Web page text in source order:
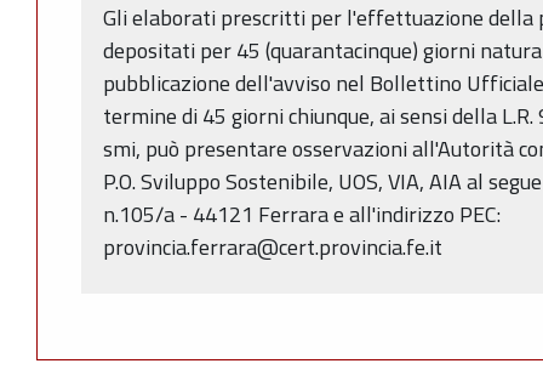
Gli elaborati prescritti per l'effettuazione della
depositati per 45 (quarantacinque) giorni
pubblicazione dell'avviso nel Bollettino
termine di 45 giorni chiunque, ai sensi della
smi, può presentare osservazioni all'Autorità
P.O. Sviluppo Sostenibile, UOS, VIA, AIA al
n.105/a - 44121 Ferrara e all'indirizzo PEC:
provincia.ferrara@cert.provincia.fe.it